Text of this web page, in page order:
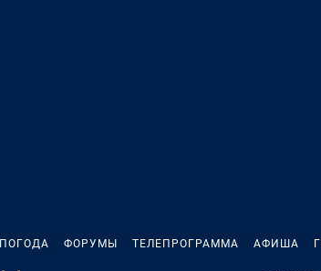
ПОГОДА ФОРУМЫ ТЕЛЕПРОГРАММА АФИША